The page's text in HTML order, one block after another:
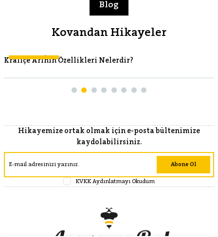
Blog
Kovandan Hikayeler
Kraliçe Arının Özellikleri Nelerdir?
Hikayemize ortak olmak için e-posta bültenimize
kaydolabilirsiniz.
KVKK Aydınlatmayı Okudum
Abone Ol